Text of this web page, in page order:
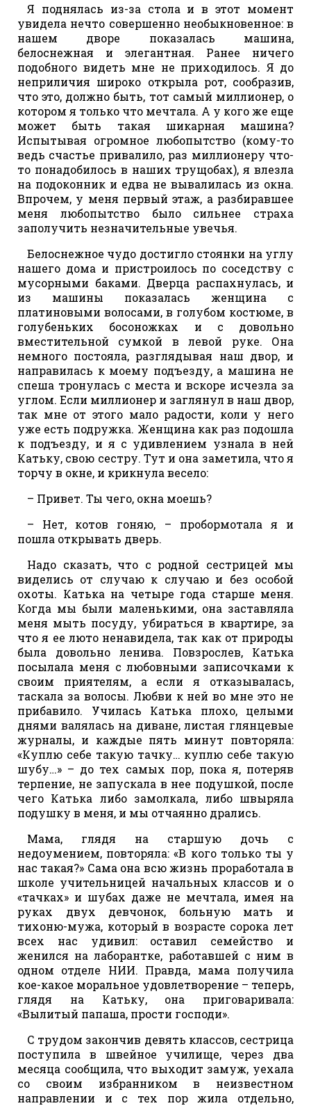
Я поднялась из-за стола и в этот момент
увидела нечто совершенно необыкновенное: в
нашем дворе показалась машина,
белоснежная и элегантная. Ранее ничего
подобного видеть мне не приходилось. Я до
неприличия широко открыла рот, сообразив,
что это, должно быть, тот самый миллионер, о
котором я только что мечтала. А у кого же еще
может быть такая шикарная машина?
Испытывая огромное любопытство (кому-то
ведь счастье привалило, раз миллионеру что-
то понадобилось в наших трущобах), я влезла
на подоконник и едва не вывалилась из окна.
Впрочем, у меня первый этаж, а разбиравшее
меня любопытство было сильнее страха
заполучить незначительные увечья.
Белоснежное чудо достигло стоянки на углу
нашего дома и пристроилось по соседству с
мусорными баками. Дверца распахнулась, и
из машины показалась женщина с
платиновыми волосами, в голубом костюме, в
голубеньких босоножках и с довольно
вместительной сумкой в левой руке. Она
немного постояла, разглядывая наш двор, и
направилась к моему подъезду, а машина не
спеша тронулась с места и вскоре исчезла за
углом. Если миллионер и заглянул в наш двор,
так мне от этого мало радости, коли у него
уже есть подружка. Женщина как раз подошла
к подъезду, и я с удивлением узнала в ней
Катьку, свою сестру. Тут и она заметила, что я
торчу в окне, и крикнула весело:
– Привет. Ты чего, окна моешь?
– Нет, котов гоняю, – пробормотала я и
пошла открывать дверь.
Надо сказать, что с родной сестрицей мы
виделись от случаю к случаю и без особой
охоты. Катька на четыре года старше меня.
Когда мы были маленькими, она заставляла
меня мыть посуду, убираться в квартире, за
что я ее люто ненавидела, так как от природы
была довольно ленива. Повзрослев, Катька
посылала меня с любовными записочками к
своим приятелям, а если я отказывалась,
таскала за волосы. Любви к ней во мне это не
прибавило. Училась Катька плохо, целыми
днями валялась на диване, листая глянцевые
журналы, и каждые пять минут повторяла:
«Куплю себе такую тачку… куплю себе такую
шубу…» – до тех самых пор, пока я, потеряв
терпение, не запускала в нее подушкой, после
чего Катька либо замолкала, либо швыряла
подушку в меня, и мы отчаянно дрались.
Мама, глядя на старшую дочь с
недоумением, повторяла: «В кого только ты у
нас такая?» Сама она всю жизнь проработала в
школе учительницей начальных классов и о
«тачках» и шубах даже не мечтала, имея на
руках двух девчонок, больную мать и
тихоню-мужа, который в возрасте сорока лет
всех нас удивил: оставил семейство и
женился на лаборантке, работавшей с ним в
одном отделе НИИ. Правда, мама получила
кое-какое моральное удовлетворение – теперь,
глядя на Катьку, она приговаривала:
«Вылитый папаша, прости господи».
С трудом закончив девять классов, сестрица
поступила в швейное училище, через два
месяца сообщила, что выходит замуж, уехала
со своим избранником в неизвестном
направлении и с тех пор жила отдельно,